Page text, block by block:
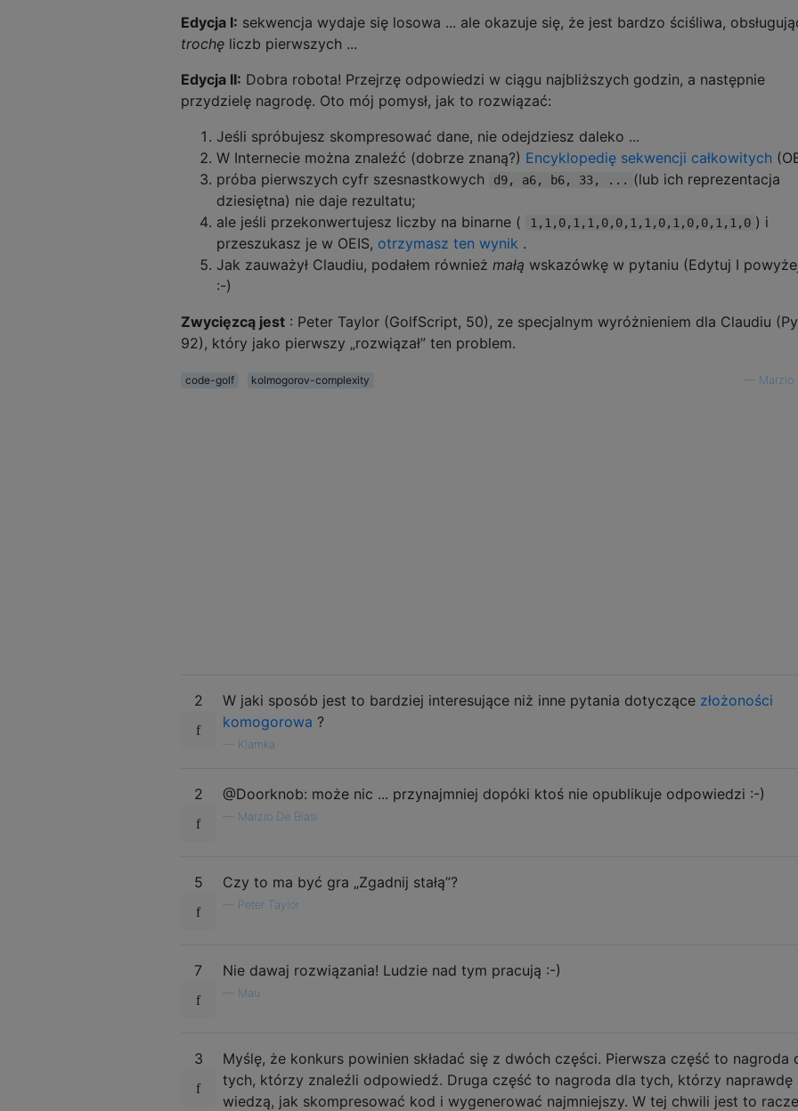
Edycja I: sekwencja wydaje się losowa ... ale okazuje się, że jest bardzo ściśliwa,
trochę liczb pierwszych ...
Edycja II: Dobra robota! Przejrzę odpowiedzi w ciągu najbliższych godzin, a następnie
przydzielę nagrodę. Oto mój pomysł, jak to rozwiązać:
Jeśli spróbujesz skompresować dane, nie odejdziesz daleko ...
W Internecie można znaleźć (dobrze znaną?) Encyklopedię sekwencji całkowitych
próba pierwszych cyfr szesnastkowych
d9, a6, b6, 33, ... (lub ich reprezentacja
dziesiętna) nie daje rezultatu;
ale jeśli przekonwertujesz liczby na binarne (
1,1,0,1,1,0,0,1,1,0,1,0,0,1,1,0 ) i
przeszukasz je w OEIS, otrzymasz ten wynik .
Jak zauważył Claudiu, podałem również małą wskazówkę w pytaniu (Edytuj I
:-)
Zwycięzcą jest : Peter Taylor (GolfScript, 50), ze specjalnym wyróżnieniem dla Claudiu
92), który jako pierwszy „rozwiązał” ten problem.
code-golf kolmogorov-complexity
Marzio
2 W jaki sposób jest to bardziej interesujące niż inne pytania dotyczące złożoności
komogorowa ?
Klamka
2 @Doorknob: może nic ... przynajmniej dopóki ktoś nie opublikuje odpowiedzi :-)
Marzio De Biasi
5 Czy to ma być gra „Zgadnij stałą”?
Peter Taylor
7 Nie dawaj rozwiązania! Ludzie nad tym pracują :-)
Mau
3
Myślę, że konkurs powinien składać się z dwóch części. Pierwsza część to nagroda
tych, którzy znaleźli odpowiedź. Druga część to nagroda dla tych, którzy naprawdę
wiedzą, jak skompresować kod i wygenerować najmniejszy. W tej chwili jest to